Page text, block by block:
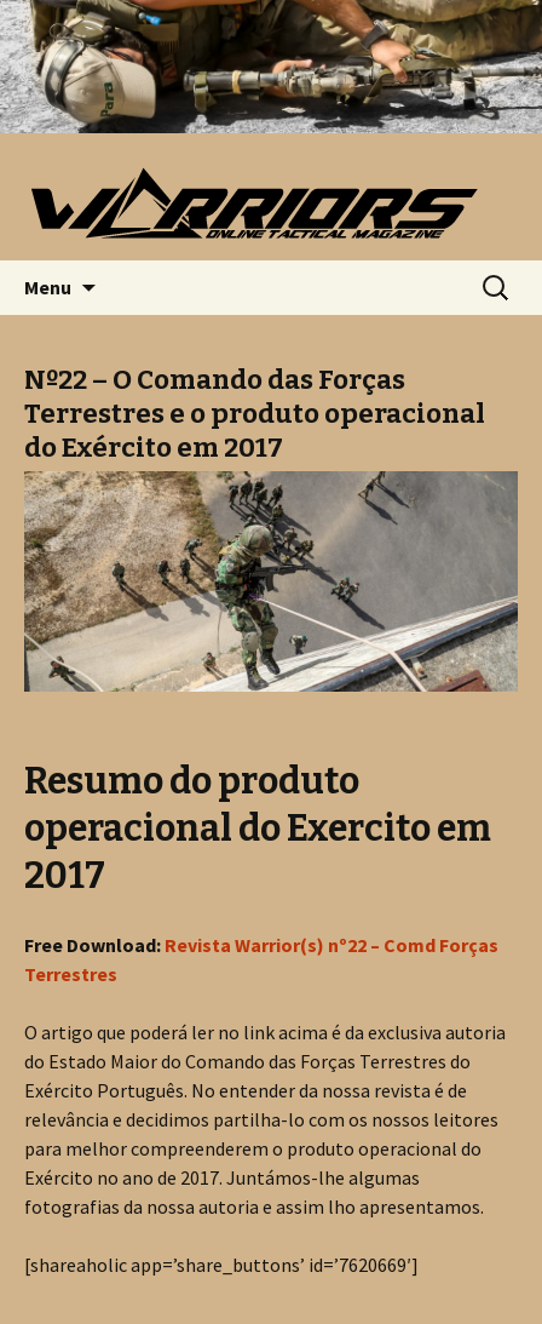
Menu
por:
Nº22 – O Comando das Forças
Terrestres e o produto operacional
do Exército em 2017
Resumo do produto
operacional do Exercito em
2017
Free Download: Revista Warrior(s) nº22 – Comd Forças
Terrestres
O artigo que poderá ler no link acima é da exclusiva autoria
do Estado Maior do Comando das Forças Terrestres do
Exército Português. No entender da nossa revista é de
relevância e decidimos partilha-lo com os nossos leitores
para melhor compreenderem o produto operacional do
Exército no ano de 2017. Juntámos-lhe algumas
fotografias da nossa autoria e assim lho apresentamos.
[shareaholic app=’share_buttons’ id=’7620669′]